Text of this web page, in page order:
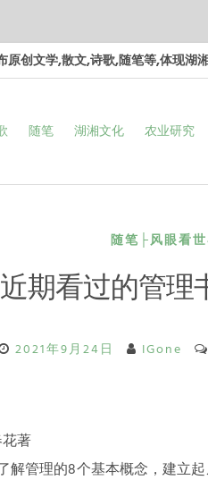
原创文学,散文,诗歌,随笔等,体现湖
随笔 湖湘文化 农业研究
随笔├风眼看
近期看过的管理
2021年9月24日 IGone
著
解管理的8个基本概念，建立